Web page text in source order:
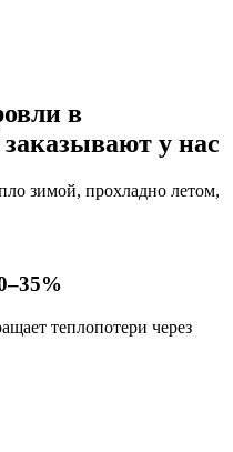
в
у нас
зимой, прохладно летом,
теплопотери через